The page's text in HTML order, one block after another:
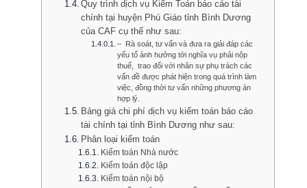
Quy trình dịch vụ Kiểm Toán báo cáo tài
chính tại huyện Phú Giáo tỉnh Bình Dương
của CAF cụ thể như sau:
– Rà soát, tư vấn và đưa ra giải đáp các
yếu tố ảnh hưởng tới nghĩa vụ phải nộp
thuế, trao đổi với nhân sự phụ trách các
vấn đề được phát hiện trong quá trình làm
việc, đồng thời tư vấn những phương án
hợp lý.
Bảng giá chi phí dịch vụ kiểm toán báo cáo
tài chính tại tỉnh Bình Dương như sau:
Phân loại kiểm toán
Kiểm toán Nhà nước
Kiểm toán độc lập
Kiểm toán nội bộ